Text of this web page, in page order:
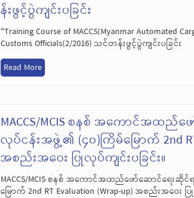
န်းဖွင့်ပွဲကျင်းပခြင်း
"Training Course of MACCS(Myanmar Automated
Customs Officials(2/2016) သင်တန်းဖွင့်ပွဲကျင်းပခြင်း
Read More
MACCS/MCIS စနစ် အကောင်အထည်ဖ
လုပ်ငန်းအဖွဲ့၏ (၄၀)ကြိမ်မြောက် 2nd RT
အစည်းအဝေး ပြုလုပ်ကျင်းပခြင်း။
MACCS/MCIS စနစ် အကောင်အထည်ဖော်ဆောင်ရေးဆို
မြောက် 2nd RT Evaluation (Wrap-up) အစည်းအဝေး ပ